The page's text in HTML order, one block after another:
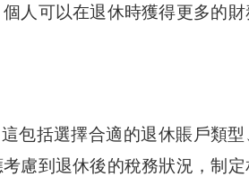
人可以在退休時獲得更多的財
包括選擇合適的退休賬戶類型
慮到退休後的稅務狀況，制定